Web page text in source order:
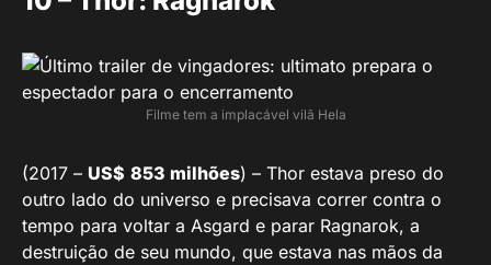
Filme tem a implacável vilã Hela
(2017 – US$ 853 milhões) – Thor estava preso do
outro lado do universo e precisava correr contra o
tempo para voltar a Asgard e parar Ragnarok, a
destruição de seu mundo, que estava nas mãos da